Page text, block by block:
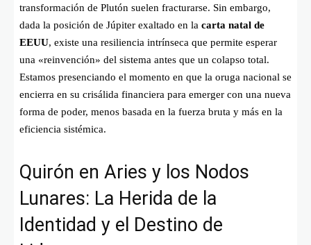
transformación de Plutón suelen fracturarse. Sin embargo,
dada la posición de Júpiter exaltado en la carta natal de
EEUU, existe una resiliencia intrínseca que permite esperar
una «reinvención» del sistema antes que un colapso total.
Estamos presenciando el momento en que la oruga nacional se
encierra en su crisálida financiera para emerger con una nueva
forma de poder, menos basada en la fuerza bruta y más en la
eficiencia sistémica.
Quirón en Aries y los Nodos
Lunares: La Herida de la
Identidad y el Destino de